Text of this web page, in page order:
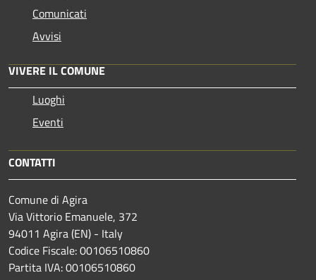
Comunicati
Avvisi
VIVERE IL COMUNE
Luoghi
Eventi
CONTATTI
Comune di Agira
Via Vittorio Emanuele, 372
94011 Agira (EN) - Italy
Codice Fiscale: 00106510860
Partita IVA: 00106510860